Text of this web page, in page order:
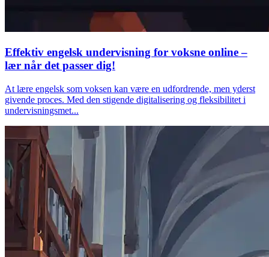
Effektiv engelsk undervisning for voksne online –
lær når det passer dig!
At lære engelsk som voksen kan være en udfordrende, men yderst
givende proces. Med den stigende digitalisering og fleksibilitet i
undervisningsmet...